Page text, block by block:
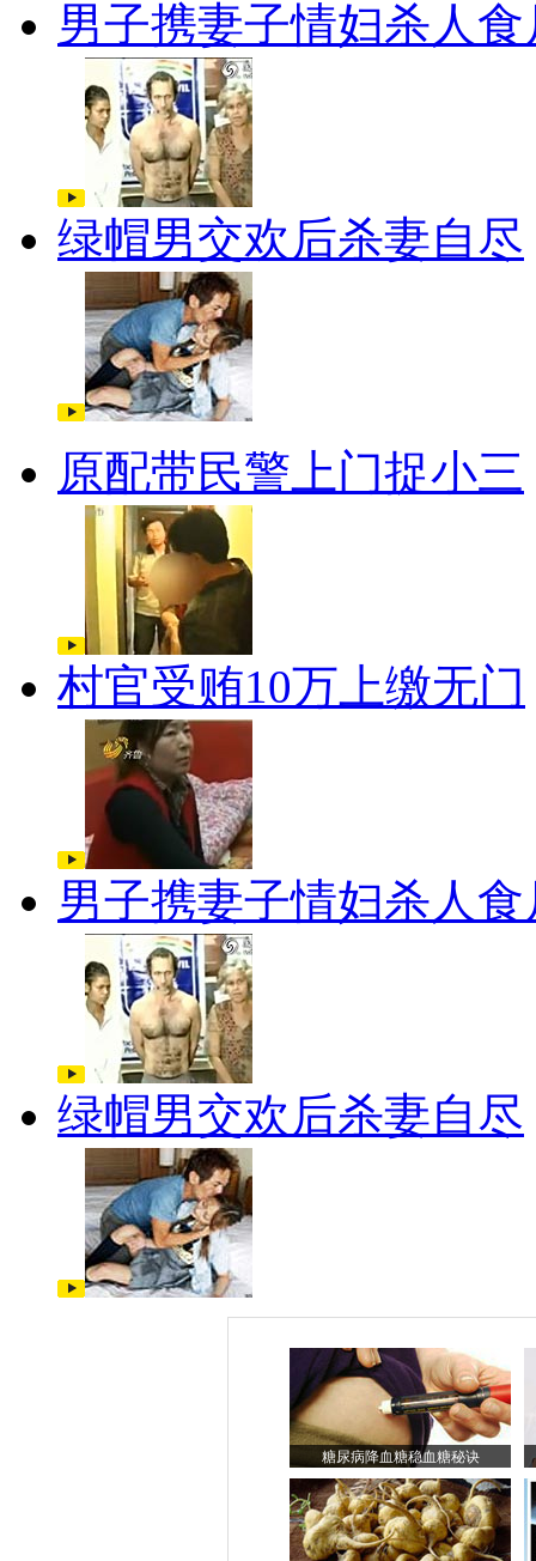
男子携妻子情妇杀人食
绿帽男交欢后杀妻自尽
原配带民警上门捉小三
村官受贿10万上缴无门
男子携妻子情妇杀人食
绿帽男交欢后杀妻自尽
糖尿病降血糖稳血糖秘诀